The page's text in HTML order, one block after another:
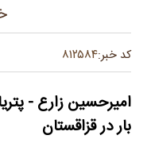
کد خبر:۸۱۲۵۸۴
امیرحسین زارع -
بار در قزاقستان